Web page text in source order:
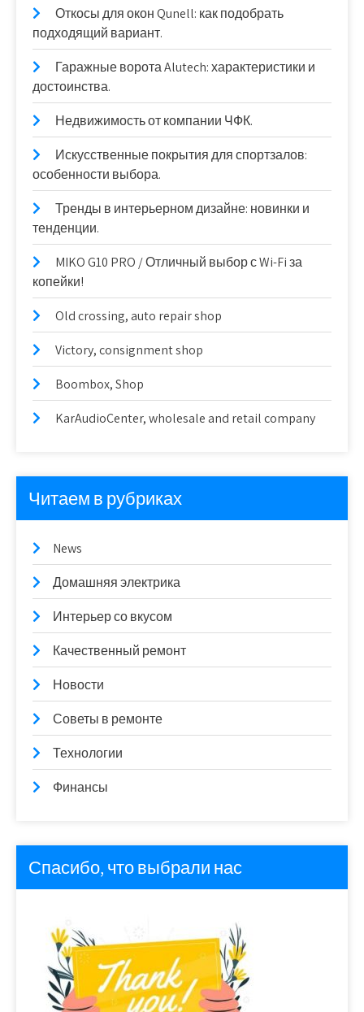
Откосы для окон Qunell: как подобрать
подходящий вариант.
Гаражные ворота Alutech: характеристики и
достоинства.
Недвижимость от компании ЧФК.
Искусственные покрытия для спортзалов:
особенности выбора.
Тренды в интерьерном дизайне: новинки и
тенденции.
MIKO G10 PRO / Отличный выбор с Wi-Fi за
копейки!
Old crossing, auto repair shop
Victory, consignment shop
Boombox, Shop
KarAudioCenter, wholesale and retail company
Читаем в рубриках
News
Домашняя электрика
Интерьер со вкусом
Качественный ремонт
Новости
Советы в ремонте
Технологии
Финансы
Спасибо, что выбрали нас